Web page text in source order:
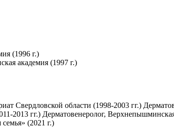
(1996 г.)
академия (1997 г.)
Свердловской области (1998-2003 гг.)
2013 гг.) Дерматовенеролог,
(2021 г.)